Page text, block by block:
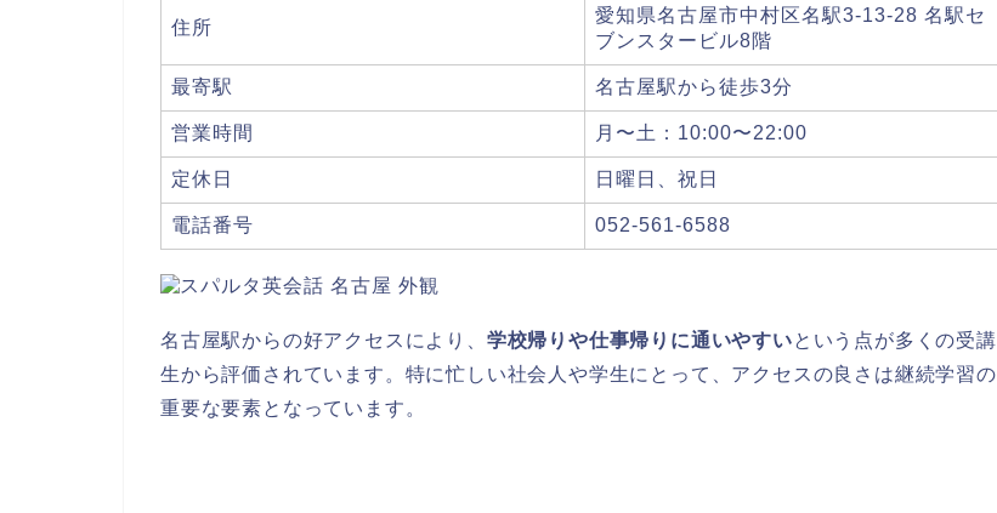
住所
愛知県名古屋市中村区名駅3-13-28 名駅セ
ブンスタービル8階
最寄駅 名古屋駅から徒歩3分
営業時間 月〜土：10:00〜22:00
定休日 日曜日、祝日
電話番号 052-561-6588
名古屋駅からの好アクセスにより、 学校帰りや仕事帰りに通いやすいという点が多くの受講
生から評価されています。特に忙しい社会人や学生にとって、アクセスの良さは継続学習の
重要な要素となっています。